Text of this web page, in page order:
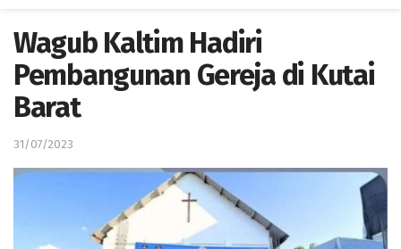
Wagub Kaltim Hadiri
Pembangunan Gereja di Kutai
Barat
31/07/2023